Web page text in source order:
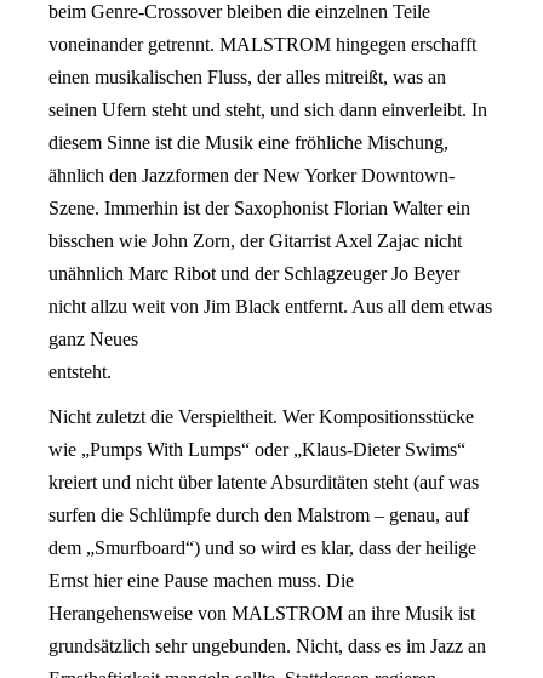
beim Genre-Crossover bleiben die einzelnen Teile
voneinander getrennt. MALSTROM hingegen erschafft
einen musikalischen Fluss, der alles mitreißt, was an
seinen Ufern steht und steht, und sich dann einverleibt. In
diesem Sinne ist die Musik eine fröhliche Mischung,
ähnlich den Jazzformen der New Yorker Downtown-
Szene. Immerhin ist der Saxophonist Florian Walter ein
bisschen wie John Zorn, der Gitarrist Axel Zajac nicht
unähnlich Marc Ribot und der Schlagzeuger Jo Beyer
nicht allzu weit von Jim Black entfernt. Aus all dem etwas
ganz Neues
entsteht.
Nicht zuletzt die Verspieltheit. Wer Kompositionsstücke
wie „Pumps With Lumps“ oder „Klaus-Dieter Swims“
kreiert und nicht über latente Absurditäten steht (auf was
surfen die Schlümpfe durch den Malstrom – genau, auf
dem „Smurfboard“) und so wird es klar, dass der heilige
Ernst hier eine Pause machen muss. Die
Herangehensweise von MALSTROM an ihre Musik ist
grundsätzlich sehr ungebunden. Nicht, dass es im Jazz an